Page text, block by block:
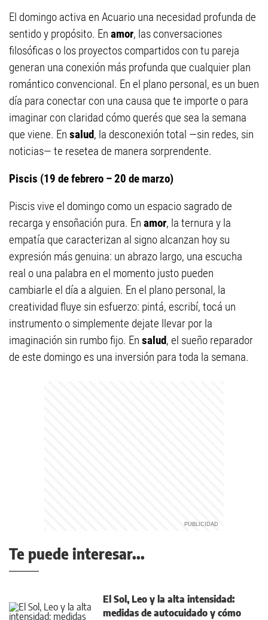
El domingo activa en Acuario una necesidad profunda de
sentido y propósito. En amor, las conversaciones
filosóficas o los proyectos compartidos con tu pareja
generan una conexión más profunda que cualquier plan
romántico convencional. En el plano personal, es un buen
día para conectar con una causa que te importe o para
imaginar con claridad cómo querés que sea la semana
que viene. En salud, la desconexión total —sin redes, sin
noticias— te resetea de manera sorprendente.
Piscis (19 de febrero – 20 de marzo)
Piscis vive el domingo como un espacio sagrado de
recarga y ensoñación pura. En amor, la ternura y la
empatía que caracterizan al signo alcanzan hoy su
expresión más genuina: un abrazo largo, una escucha
real o una palabra en el momento justo pueden
cambiarle el día a alguien. En el plano personal, la
creatividad fluye sin esfuerzo: pintá, escribí, tocá un
instrumento o simplemente dejate llevar por la
imaginación sin rumbo fijo. En salud, el sueño reparador
de este domingo es una inversión para toda la semana.
Te puede interesar...
El Sol, Leo y la alta intensidad:
medidas de autocuidado y cómo